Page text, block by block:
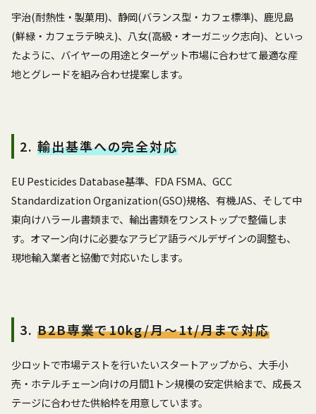
宇治(耐熱性・製菓用)、静岡(バランス型・カフェ標準)、鹿児島
(鮮緑・カフェラテ映え)、八女(高級・オーガニック志向)、といっ
たように、バイヤーの用途とターゲット市場に合わせて最適な産
地とグレードを組み合わせ提案します。
2. 輸出基準への完全対応
EU Pesticides Database基準、FDA FSMA、GCC
Standardization Organization(GSO)規格、有機JAS、そして中
東向けハラール書類まで、輸出書類をワンストップで整備しま
す。オマーン向けに必要なアラビア語ラベルデザインの調整も、
現地輸入業者と協働で対応いたします。
3. B2B専業で10kg/月〜1t/月まで対応
少ロットで市場テストを行いたいスタートアップから、大手小
売・ホテルチェーン向けの月間1トン規模の安定供給まで、成長ス
テージに合わせた供給枠を用意しています。